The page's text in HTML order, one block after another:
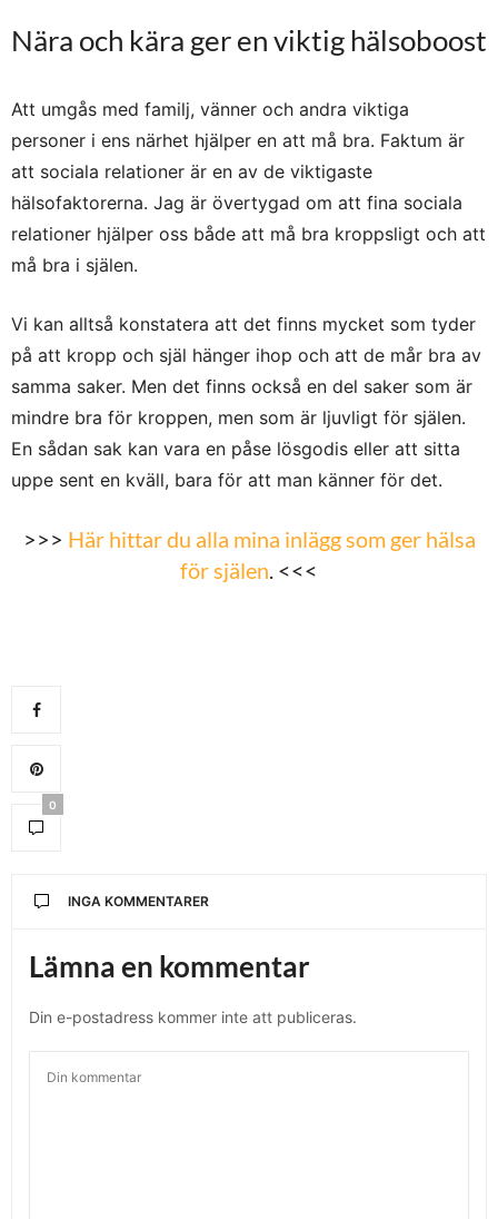
Nära och kära ger en viktig hälsoboost
Att umgås med familj, vänner och andra viktiga
personer i ens närhet hjälper en att må bra. Faktum är
att sociala relationer är en av de viktigaste
hälsofaktorerna. Jag är övertygad om att fina sociala
relationer hjälper oss både att må bra kroppsligt och att
må bra i själen.
Vi kan alltså konstatera att det finns mycket som tyder
på att kropp och själ hänger ihop och att de mår bra av
samma saker. Men det finns också en del saker som är
mindre bra för kroppen, men som är ljuvligt för själen.
En sådan sak kan vara en påse lösgodis eller att sitta
uppe sent en kväll, bara för att man känner för det.
>>> Här hittar du alla mina inlägg som ger hälsa
för själen. <<<
0
INGA KOMMENTARER
Lämna en kommentar
Din e-postadress kommer inte att publiceras.